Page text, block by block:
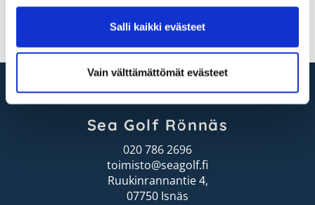
Salli kaikki evästeet
Vain välttämättömät evästeet
Osakkeen luovutusta koskeva tiedote
Sea Golf Rönnäs
020 786 2696
toimisto@seagolf.fi
Ruukinrannantie 4,
07750 Isnäs